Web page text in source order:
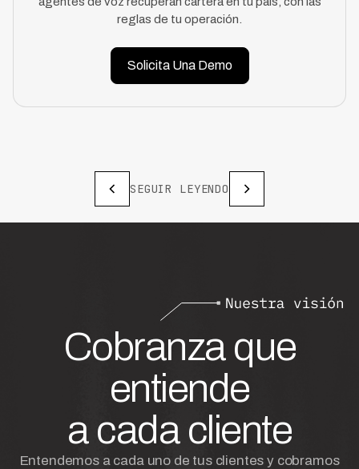
reglas de tu operación.
Solicita Una Demo
SEGUIR LEYENDO
Cobranza que
entiende
a cada cliente
Entendemos a cada uno de tus clientes y cobramos